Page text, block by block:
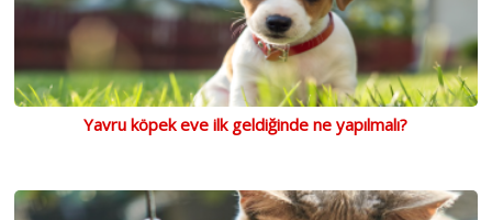
Yavru köpek eve ilk geldiğinde ne yapılmalı?